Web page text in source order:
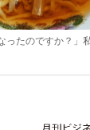
ったのですか？」